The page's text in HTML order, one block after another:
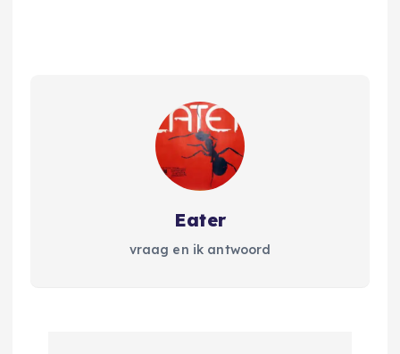
Eater
vraag en ik antwoord